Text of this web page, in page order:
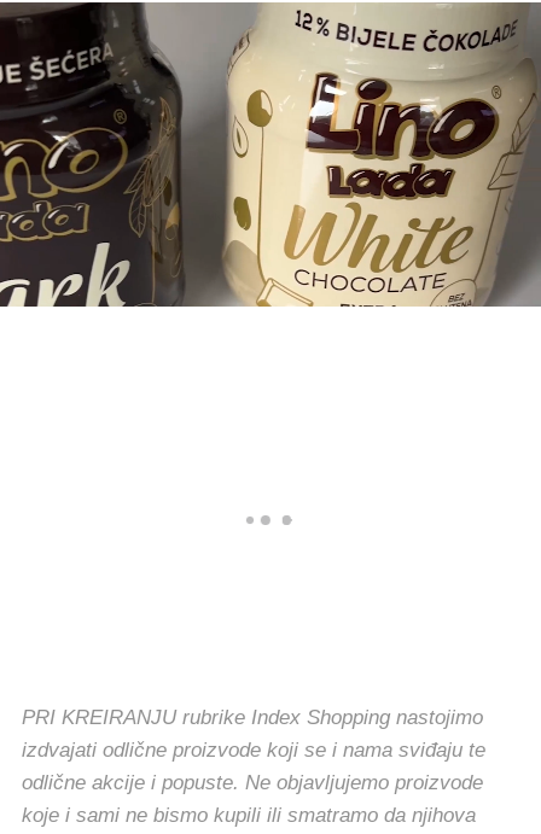
PRI KREIRANJU rubrike Index Shopping nastojimo
izdvajati odlične proizvode koji se i nama sviđaju te
odlične akcije i popuste. Ne objavljujemo proizvode
koje i sami ne bismo kupili ili smatramo da njihova